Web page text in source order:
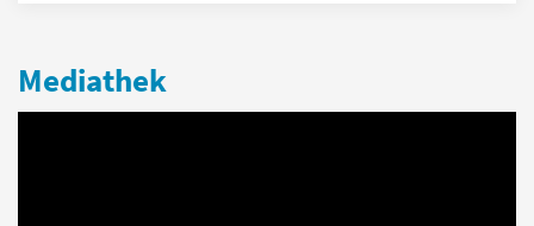
Mediathek